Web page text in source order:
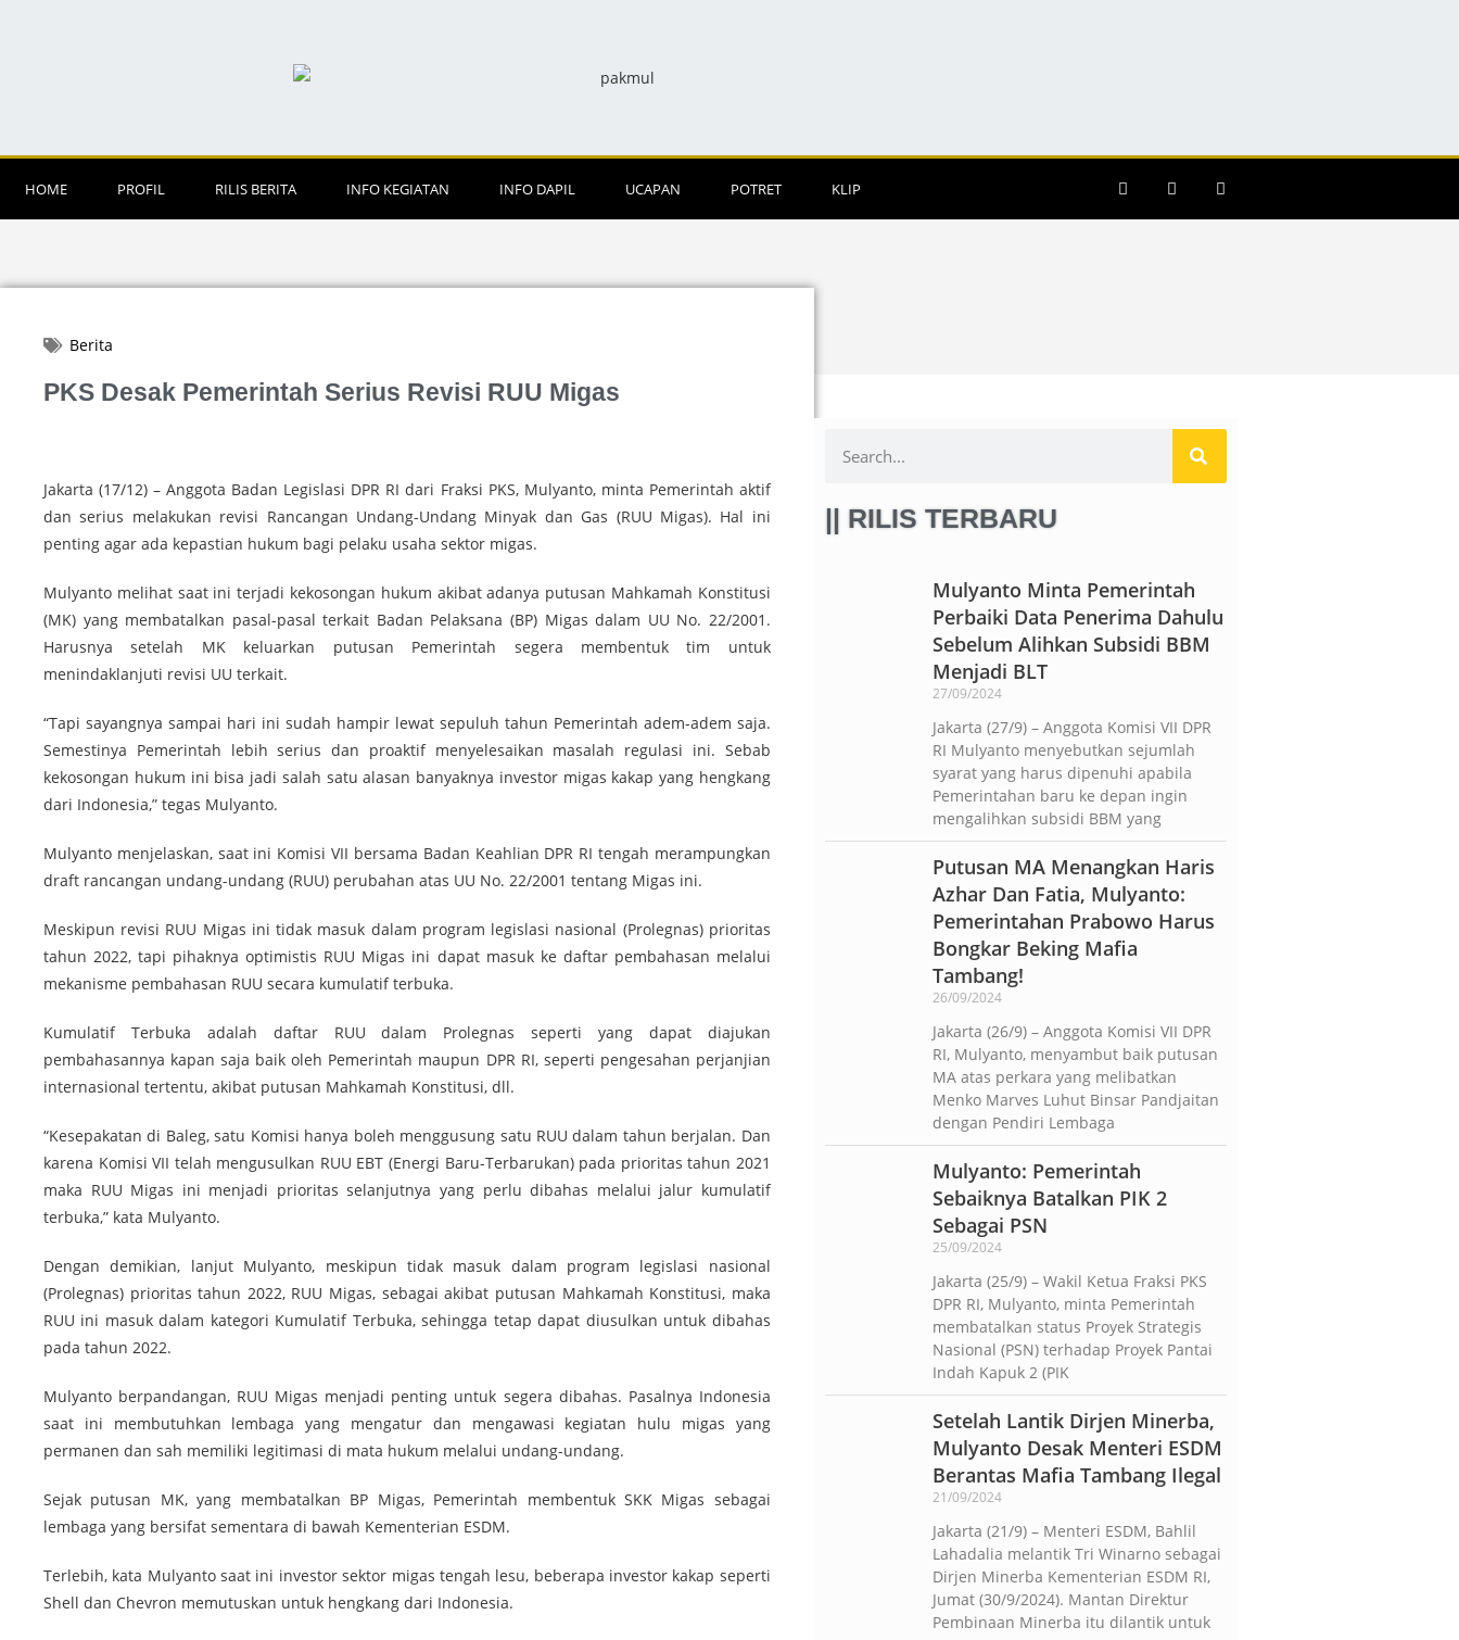
HOME PROFIL RILIS BERITA INFO KEGIATAN INFO DAPIL UCAPAN POTRET KLIP
Berita
PKS Desak Pemerintah Serius Revisi RUU Migas
Jakarta (17/12) – Anggota Badan Legislasi DPR RI dari Fraksi PKS, Mulyanto, minta Pemerintah aktif
dan serius melakukan revisi Rancangan Undang-Undang Minyak dan Gas (RUU Migas). Hal ini
penting agar ada kepastian hukum bagi pelaku usaha sektor migas.
Mulyanto melihat saat ini terjadi kekosongan hukum akibat adanya putusan Mahkamah Konstitusi
(MK) yang membatalkan pasal-pasal terkait Badan Pelaksana (BP) Migas dalam UU No. 22/2001.
Harusnya setelah MK keluarkan putusan Pemerintah segera membentuk tim untuk
menindaklanjuti revisi UU terkait.
“Tapi sayangnya sampai hari ini sudah hampir lewat sepuluh tahun Pemerintah adem-adem saja.
Semestinya Pemerintah lebih serius dan proaktif menyelesaikan masalah regulasi ini. Sebab
kekosongan hukum ini bisa jadi salah satu alasan banyaknya investor migas kakap yang hengkang
dari Indonesia,” tegas Mulyanto.
Mulyanto menjelaskan, saat ini Komisi VII bersama Badan Keahlian DPR RI tengah merampungkan
draft rancangan undang-undang (RUU) perubahan atas UU No. 22/2001 tentang Migas ini.
Meskipun revisi RUU Migas ini tidak masuk dalam program legislasi nasional (Prolegnas) prioritas
tahun 2022, tapi pihaknya optimistis RUU Migas ini dapat masuk ke daftar pembahasan melalui
mekanisme pembahasan RUU secara kumulatif terbuka.
Kumulatif Terbuka adalah daftar RUU dalam Prolegnas seperti yang dapat diajukan
pembahasannya kapan saja baik oleh Pemerintah maupun DPR RI, seperti pengesahan perjanjian
internasional tertentu, akibat putusan Mahkamah Konstitusi, dll.
“Kesepakatan di Baleg, satu Komisi hanya boleh menggusung satu RUU dalam tahun berjalan. Dan
karena Komisi VII telah mengusulkan RUU EBT (Energi Baru-Terbarukan) pada prioritas tahun 2021
maka RUU Migas ini menjadi prioritas selanjutnya yang perlu dibahas melalui jalur kumulatif
terbuka,” kata Mulyanto.
Dengan demikian, lanjut Mulyanto, meskipun tidak masuk dalam program legislasi nasional
(Prolegnas) prioritas tahun 2022, RUU Migas, sebagai akibat putusan Mahkamah Konstitusi, maka
RUU ini masuk dalam kategori Kumulatif Terbuka, sehingga tetap dapat diusulkan untuk dibahas
pada tahun 2022.
Mulyanto berpandangan, RUU Migas menjadi penting untuk segera dibahas. Pasalnya Indonesia
saat ini membutuhkan lembaga yang mengatur dan mengawasi kegiatan hulu migas yang
permanen dan sah memiliki legitimasi di mata hukum melalui undang-undang.
Sejak putusan MK, yang membatalkan BP Migas, Pemerintah membentuk SKK Migas sebagai
lembaga yang bersifat sementara di bawah Kementerian ESDM.
Terlebih, kata Mulyanto saat ini investor sektor migas tengah lesu, beberapa investor kakap seperti
Shell dan Chevron memutuskan untuk hengkang dari Indonesia.
|| RILIS TERBARU
Mulyanto Minta Pemerintah
Perbaiki Data Penerima Dahulu
Sebelum Alihkan Subsidi BBM
Menjadi BLT
27/09/2024
Jakarta (27/9) – Anggota Komisi VII DPR
RI Mulyanto menyebutkan sejumlah
syarat yang harus dipenuhi apabila
Pemerintahan baru ke depan ingin
mengalihkan subsidi BBM yang
Putusan MA Menangkan Haris
Azhar Dan Fatia, Mulyanto:
Pemerintahan Prabowo Harus
Bongkar Beking Mafia
Tambang!
26/09/2024
Jakarta (26/9) – Anggota Komisi VII DPR
RI, Mulyanto, menyambut baik putusan
MA atas perkara yang melibatkan
Menko Marves Luhut Binsar Pandjaitan
dengan Pendiri Lembaga
Mulyanto: Pemerintah
Sebaiknya Batalkan PIK 2
Sebagai PSN
25/09/2024
Jakarta (25/9) – Wakil Ketua Fraksi PKS
DPR RI, Mulyanto, minta Pemerintah
membatalkan status Proyek Strategis
Nasional (PSN) terhadap Proyek Pantai
Indah Kapuk 2 (PIK
Setelah Lantik Dirjen Minerba,
Mulyanto Desak Menteri ESDM
Berantas Mafia Tambang Ilegal
21/09/2024
Jakarta (21/9) – Menteri ESDM, Bahlil
Lahadalia melantik Tri Winarno sebagai
Dirjen Minerba Kementerian ESDM RI,
Jumat (30/9/2024). Mantan Direktur
Pembinaan Minerba itu dilantik untuk